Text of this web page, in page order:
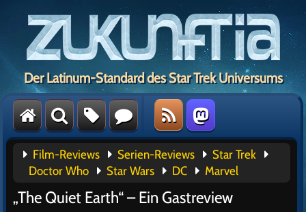
Der Latinum-Standard des Star Trek Universums
Film-Reviews Serien-Reviews
Star Trek
Doctor Who
Star Wars DC Marvel
„The Quiet Earth“ – Ein Gastreview